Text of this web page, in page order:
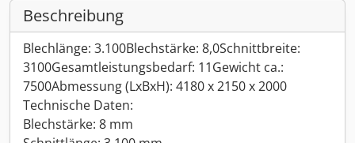
Beschreibung
Blechlänge: 3.100Blechstärke: 8,0Schnittbreite:
3100Gesamtleistungsbedarf: 11Gewicht ca.:
7500Abmessung (LxBxH): 4180 x 2150 x 2000
Technische Daten:
Blechstärke: 8 mm